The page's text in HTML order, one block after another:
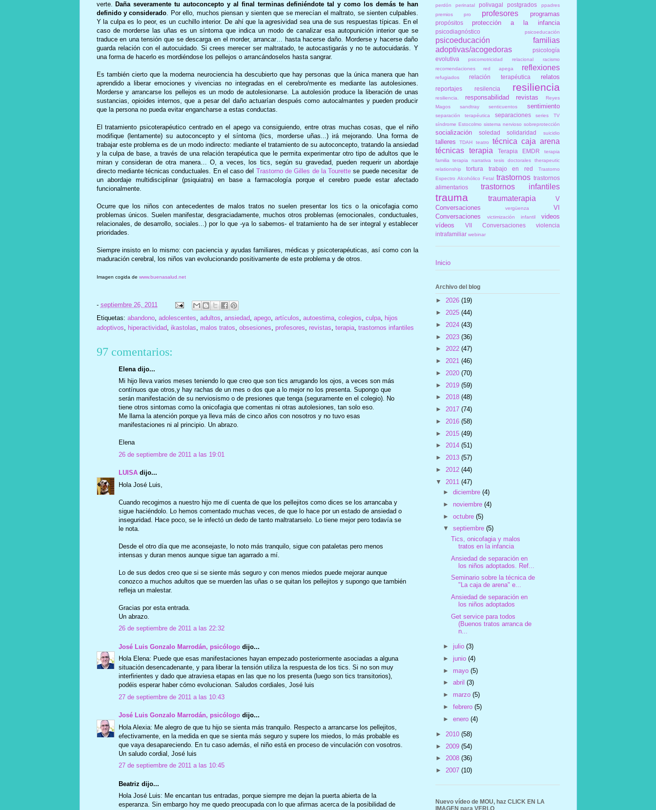
verte. Daña severamente tu autoconcepto y al final terminas definiéndote tal y como los demás te han
definido y considerado. Por ello, muchos piensan y sienten que se merecían el maltrato, se sienten culpables.
Y la culpa es lo peor, es un cuchillo interior. De ahí que la agresividad sea una de sus respuestas típicas. En el
caso de morderse las uñas es un síntoma que indica un modo de canalizar esa autopunición interior que se
traduce en una tensión que se descarga en el morder, arrancar… hasta hacerse daño. Morderse y hacerse daño
guarda relación con el autocuidado. Si crees merecer ser maltratado, te autocastigarás y no te autocuidarás. Y
una forma de hacerlo es mordiéndose los pellejos o arrancándoselos hasta sangrar.
Es también cierto que la moderna neurociencia ha descubierto que hay personas que la única manera que han
aprendido a liberar emociones y vivencias no integradas en el cerebro/mente es mediante las autolesiones.
Morderse y arrancarse los pellejos es un modo de autolesionarse. La autolesión produce la liberación de unas
sustancias, opioides internos, que a pesar del daño actuarían después como autocalmantes y pueden producir
que la persona no pueda evitar engancharse a estas conductas.
El tratamiento psicoterapéutico centrado en el apego va consiguiendo, entre otras muchas cosas, que el niño
modifique (lentamente) su autoconcepto y el síntoma (tics, morderse uñas...) irá mejorando. Una forma de
trabajar este problema es de un modo indirecto: mediante el tratamiento de su autoconcepto, tratando la ansiedad
y la culpa de base, a través de una relación terapéutica que le permita experimentar otro tipo de adultos que le
miran y consideran de otra manera… O, a veces, los tics, según su gravedad, pueden requerir un abordaje
directo mediante técnicas conductuales. En el caso del Trastorno de Gilles de la Tourette se puede necesitar de
un abordaje multidisciplinar (psiquiatra) en base a farmacología porque el cerebro puede estar afectado
funcionalmente.
Ocurre que los niños con antecedentes de malos tratos no suelen presentar los tics o la onicofagia como
problemas únicos. Suelen manifestar, desgraciadamente, muchos otros problemas (emocionales, conductuales,
relacionales, de desarrollo, sociales...) por lo que -ya lo sabemos- el tratamiento ha de ser integral y establecer
prioridades.
Siempre insisto en lo mismo: con paciencia y ayudas familiares, médicas y psicoterapéuticas, así como con la
maduración cerebral, los niños van evolucionando positivamente de este problema y de otros.
Imagen cogida de www.buenasalud.net
- septiembre 26, 2011
Etiquetas: abandono, adolescentes adultos ansiedad, apego, artículos autoestima, colegios culpa, hijos
adoptivos
hiperactividad, ikastolas malos tratos obsesiones profesores revistas terapia, trastornos infantiles
97 comentarios:
Elena dijo...
Mi hijo lleva varios meses teniendo lo que creo que son tics arrugando los ojos, a veces son más
contínuos que otros,y hay rachas de un mes o dos que a lo mejor no los presenta. Supongo que
serán manifestación de su nerviosismo o de presiones que tenga (seguramente en el colegio). No
tiene otros sintomas como la onicofagia que comentas ni otras autolesiones, tan solo eso.
Me llama la atención porque ya lleva más de cinco años con nosotros y no tuvo esas
manifestaciones ni al principio. Un abrazo.
Elena
26 de septiembre de 2011 a las 19:01
LUISAdijo...
Hola José Luis,
Cuando recogimos a nuestro hijo me dí cuenta de que los pellejitos como dices se los arrancaba y
sigue haciéndolo. Lo hemos comentado muchas veces, de que lo hace por un estado de ansiedad o
inseguridad. Hace poco, se le infectó un dedo de tanto maltratarselo. Lo tiene mejor pero todavía se
le nota.
Desde el otro día que me aconsejaste, lo noto más tranquilo, sigue con pataletas pero menos
intensas y duran menos aunque sigue tan agarrado a mí.
Lo de sus dedos creo que si se siente más seguro y con menos miedos puede mejorar aunque
conozco a muchos adultos que se muerden las uñas o se quitan los pellejitos y supongo que también
refleja un malestar.
Gracias por esta entrada.
Un abrazo.
26 de septiembre de 2011 a las 22:32
José Luis Gonzalo Marrodán, psicólogodijo...
Hola Elena: Puede que esas manifestaciones hayan empezado posteriormente asociadas a alguna
situación desencadenante, y para liberar la tensión utiliza la respuesta de los tics. Si no son muy
interfirientes y dado que atraviesa etapas en las que no los presenta (luego son tics transitorios),
podéis esperar haber cómo evolucionan. Saludos cordiales, José luis
27 de septiembre de 2011 a las 10:43
José Luis Gonzalo Marrodán, psicólogodijo...
Hola Alexia: Me alegro de que tu hijo se sienta más tranquilo. Respecto a arrancarse los pellejitos,
efectivamente, en la medida en que se sienta más seguro y supere los miedos, lo más probable es
que vaya desapareciendo. En tu caso además, el niño está en proceso de vinculación con vosotros.
Un saludo cordial, José luis
27 de septiembre de 2011 a las 10:45
Beatriz dijo...
Hola José Luis: Me encantan tus entradas, porque siempre me dejan la puerta abierta de la
esperanza. Sin embargo hoy me quedo preocupada con lo que afirmas acerca de la posibilidad de
perdón perinatal polivagal postgrados
ppadres
premios
pro profesores programas
propósitos protección a la infancia
psicodiagnóstico psicoeducación
psicoeducación familias
adoptivas/acogedoras
psicología
evolutiva
psicomotricidad relacional
racismo
recomendaciones
red apega reflexiones
refugiados relación terapéutica relatos
reportajes resilencia resiliencia
resiliencia. responsabilidad revistas
Reyes
Magos
sandtray senticuentos sentimiento
separación terapéutica separaciones
series TV
síndrome Estocolmo sistema nervioso sobreprotección
socialización soledad solidaridad suicidio
talleres TDAH teatro
técnica caja arena
técnicas
terapia Terapia EMDR
terapia
familia
terapia narrativa tesis doctorales
therapeutic
relationship
tortura trabajo en red
Trastorno
Espectro Alcohólico Fetal trastornos trastornos
alimentarios
trastornos infantiles
trauma traumaterapia
V
Conversaciones
vergüenza
VI
Conversaciones
victimización infantil
videos
vídeos
VII Conversaciones
violencia
intrafamiliar webinar
Inicio
Archivo del blog
► 2026 (19)
► 2025 (44)
► 2024 (43)
► 2023 (36)
► 2022 (47)
► 2021 (46)
► 2020 (70)
► 2019 (59)
► 2018 (48)
► 2017 (74)
► 2016 (58)
► 2015 (49)
► 2014 (51)
► 2013 (57)
► 2012 (44)
▼ 2011 (47)
►diciembre(4)
► noviembre(4)
►octubre(5)
▼septiembre(5)
Tics, onicofagia y malos
tratos en la infancia
Ansiedad de separación en
los niños adoptados. Ref...
Seminario sobre la técnica de
"La caja de arena" e...
Ansiedad de separación en
los niños adoptados
Get service para todos
(Buenos tratos arranca de
n...
►julio(3)
►junio(4)
► mayo(5)
►abril(3)
► marzo(5)
►febrero(5)
►enero(4)
► 2010 (58)
► 2009 (54)
► 2008 (36)
► 2007 (10)
Nuevo vídeo de MOU, haz CLICK EN LA
IMAGEN para VERLO